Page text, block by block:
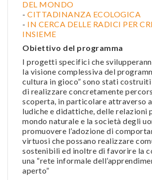
DEL MONDO
- CITTADINANZA ECOLOGICA
- IN CERCA DELLE RADICI PER
INSIEME
Obiettivo del programma
I progetti specifici che
la visione complessiva del
cultura in gioco” sono stati
di realizzare concretamente
scoperta, in particolare attraverso
ludiche e didattiche, delle relazioni
mondo naturale e la società degli
promuovere l’adozione di
virtuosi che possano realizzare
sostenibili ed inoltre di favorire la
una “rete informale
aperto”